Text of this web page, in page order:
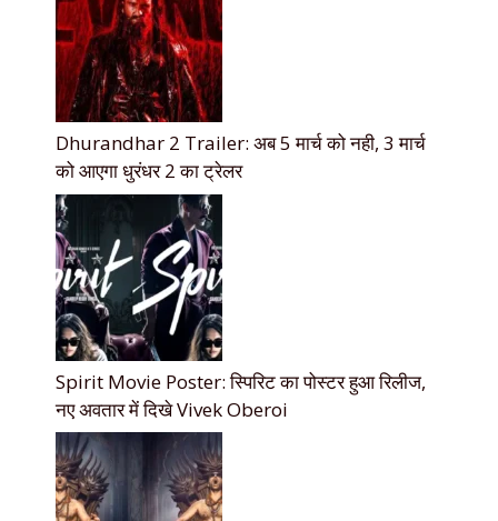
Dhurandhar 2 Trailer: अब 5 मार्च को नही, 3 मार्च
को आएगा धुरंधर 2 का ट्रेलर
Spirit Movie Poster: स्पिरिट का पोस्टर हुआ रिलीज,
नए अवतार में दिखे Vivek Oberoi